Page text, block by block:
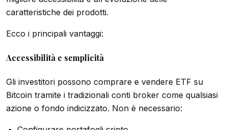
caratteristiche dei prodotti.
Ecco i principali vantaggi:
Accessibilità e semplicità
Gli investitori possono comprare e vendere ETF su
Bitcoin tramite i tradizionali conti broker come qualsiasi
azione o fondo indicizzato. Non è necessario: